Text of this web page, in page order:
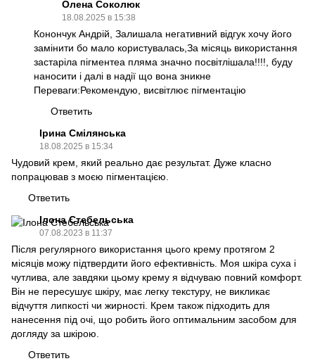
Олена Соколюк
18.08.2025 в 15:38
Конончук Андрій, Залишала негативний відгук хочу його
замінити бо мало користувалась,За місяць використання
застаріла пігментеа пляма значно посвітлішала!!!!, буду
наносити і далі в надії що вона зникне
Переваги:Рекомендую, висвітлює пігментацію
Ответить
Ірина Смілянська
18.08.2025 в 15:34
Чудовий крем, який реально дає результат. Дуже класно
попрацював з моєю пігментацією.
Ответить
Ілона Стебельська
07.08.2023 в 11:37
Після регулярного використання цього крему протягом 2
місяців можу підтвердити його ефективність. Моя шкіра суха і
чутлива, але завдяки цьому крему я відчуваю повний комфорт.
Він не пересушує шкіру, має легку текстуру, не викликає
відчуття липкості чи жирності. Крем також підходить для
нанесення під очі, що робить його оптимальним засобом для
догляду за шкірою.
Ответить